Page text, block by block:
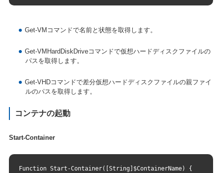
Get-VMコマンドで名前と状態を取得します。
Get-VMHardDiskDriveコマンドで仮想ハードディスクファイルの
パスを取得します。
Get-VHDコマンドで差分仮想ハードディスクファイルの親ファイ
ルのパスを取得します。
コンテナの起動
Start-Container
Function Start-Container([String]$ContainerName) {